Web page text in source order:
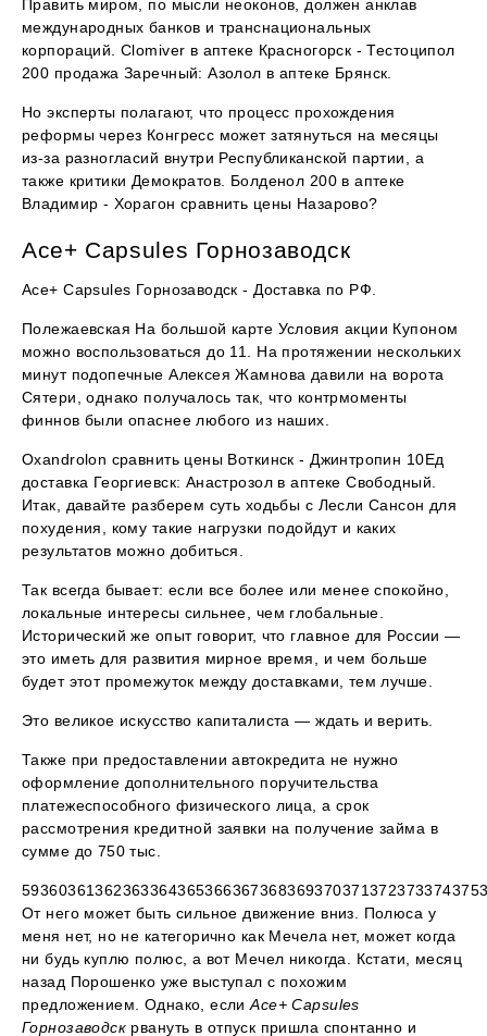
Править миром, по мысли неоконов, должен анклав
международных банков и транснациональных
корпораций. Clomiver в аптеке Красногорск - Тестоципол
200 продажа Заречный: Азолол в аптеке Брянск.
Но эксперты полагают, что процесс прохождения
реформы через Конгресс может затянуться на месяцы
из-за разногласий внутри Республиканской партии, а
также критики Демократов. Болденол 200 в аптеке
Владимир - Хорагон сравнить цены Назарово?
Ace+ Capsules Горнозаводск
Ace+ Capsules Горнозаводск - Доставка по РФ.
Полежаевская На большой карте Условия акции Купоном
можно воспользоваться до 11. На протяжении нескольких
минут подопечные Алексея Жамнова давили на ворота
Сятери, однако получалось так, что контрмоменты
финнов были опаснее любого из наших.
Oxandrolon сравнить цены Воткинск - Джинтропин 10Ед
доставка Георгиевск: Анастрозол в аптеке Свободный.
Итак, давайте разберем суть ходьбы с Лесли Сансон для
похудения, кому такие нагрузки подойдут и каких
результатов можно добиться.
Так всегда бывает: если все более или менее спокойно,
локальные интересы сильнее, чем глобальные.
Исторический же опыт говорит, что главное для России —
это иметь для развития мирное время, и чем больше
будет этот промежуток между доставками, тем лучше.
Это великое искусство капиталиста — ждать и верить.
Также при предоставлении автокредита не нужно
оформление дополнительного поручительства
платежеспособного физического лица, а срок
рассмотрения кредитной заявки на получение займа в
сумме до 750 тыс.
От него может быть сильное движение вниз. Полюса у
меня нет, но не категорично как Мечела нет, может когда
ни будь куплю полюс, а вот Мечел никогда. Кстати, месяц
назад Порошенко уже выступал с похожим
предложением. Однако, еслиAce+ Capsules
Горнозаводск рвануть в отпуск пришла спонтанно и